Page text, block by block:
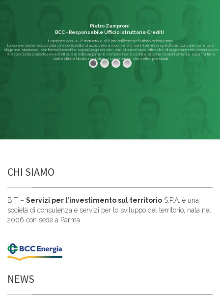
Il rapporto con BIT è maturato e si è intensificato nell'ultimo quinquennio.
La convenzione sottoscritta ci ha consentito di accedere a molti servizi, sia in termini di specifiche consulenze e due
diligence strutturate, con formali incarichi e sopralluoghi on-site, che di pareri spot; oltre che di aggiornamento continuo per
mezzo della periodica newsletter, che tratta argomenti sempre interessanti e si pone costantemente sulla frontiera
delle ultime Novità, normative o commerciali, dei settori presidiati.
Pietro Zamproni
BCC - Responsabile Ufficio Istruttoria Crediti
Leggi di più
CHI SIAMO
BIT – Servizi per l’investimento sul territorio S.P.A. è una
società di consulenza e servizi per lo sviluppo del territorio, nata nel
2006 con sede a Parma.
NEWS